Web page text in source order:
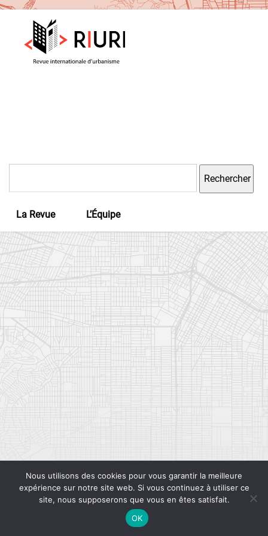
La Revue L’Équipe
Nous utilisons des cookies pour vous garantir la meilleure
expérience sur notre site web. Si vous continuez à utiliser ce
site, nous supposerons que vous en êtes satisfait.
OK